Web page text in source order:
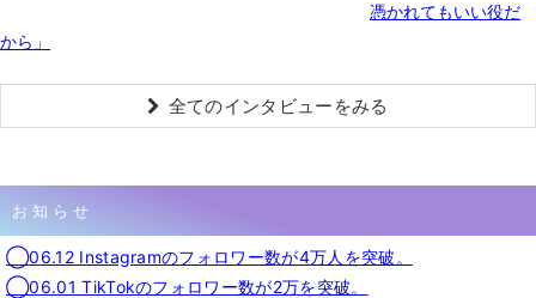
憑かれてもいい役だ
から」
全てのインタビューをみる
お知らせ
◯06.12 Instagramのフォロワー数が4万人を突破。
◯06.01 TikTokのフォロワー数が2万を突破。